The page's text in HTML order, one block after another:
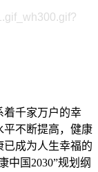
着千家万户的幸
平不断提高，健康
已成为人生幸福的
中国2030”规划纲